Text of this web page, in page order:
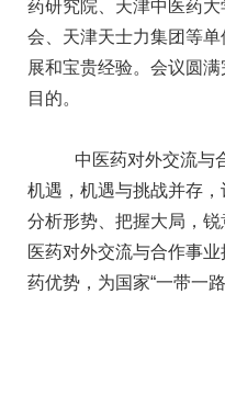
药研究院、天津中医药
会、天津天士力集团等
展和宝贵经验。会议圆
目的。
中医药对外交流与
机遇，机遇与挑战并存，
分析形势、把握大局，
医药对外交流与合作事
药优势，为国家“一带一